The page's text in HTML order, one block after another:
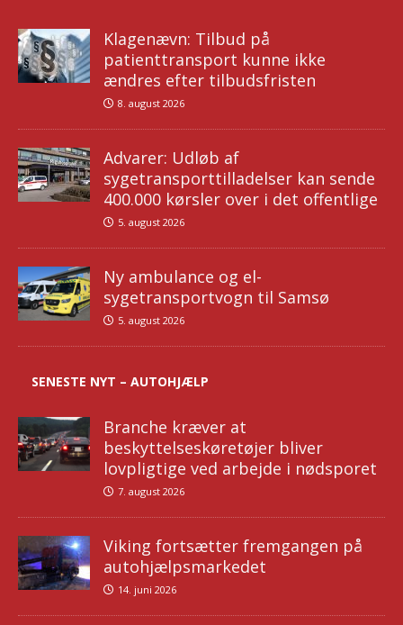
Klagenævn: Tilbud på
patienttransport kunne ikke
ændres efter tilbudsfristen
8. august 2026
Advarer: Udløb af
sygetransporttilladelser kan sende
400.000 kørsler over i det offentlige
5. august 2026
Ny ambulance og el-
sygetransportvogn til Samsø
5. august 2026
SENESTE NYT – AUTOHJÆLP
Branche kræver at
beskyttelseskøretøjer bliver
lovpligtige ved arbejde i nødsporet
7. august 2026
Viking fortsætter fremgangen på
autohjælpsmarkedet
14. juni 2026